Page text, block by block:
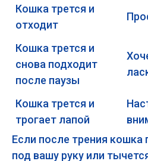
Кошка трется и
отходит
Кошка трется и
снова подходит
после паузы
Кошка трется и
трогает лапой
Если после трения кошка
под вашу руку или